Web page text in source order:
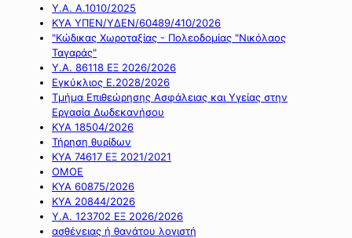
Υ.Α. Α.1010/2025
ΚΥΑ ΥΠΕΝ/ΥΔΕΝ/60489/410/2026
"Κώδικας Χωροταξίας - Πολεοδομίας "Νικόλαος
Ταγαράς"
Υ.Α. 86118 ΕΞ 2026/2026
Εγκύκλιος Ε.2028/2026
Τμήμα Επιθεώρησης Ασφάλειας και Υγείας στην
Εργασία Δωδεκανήσου
ΚΥΑ 18504/2026
Τήρηση θυρίδων
ΚΥΑ 74617 ΕΞ 2021/2021
ΟΜΟΕ
ΚΥΑ 60875/2026
ΚΥΑ 20844/2026
Υ.Α. 123702 ΕΞ 2026/2026
ασθένειας ή θανάτου λογιστή